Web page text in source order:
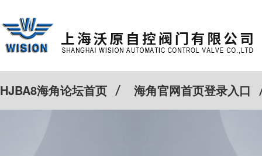
HJBA8海角论坛首页 海角官网首页登录入口